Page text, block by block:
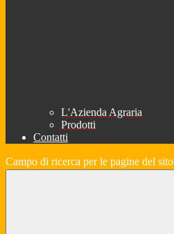
L'Azienda Agraria
Prodotti
Contatti
Campo di ricerca per le pagine del sito